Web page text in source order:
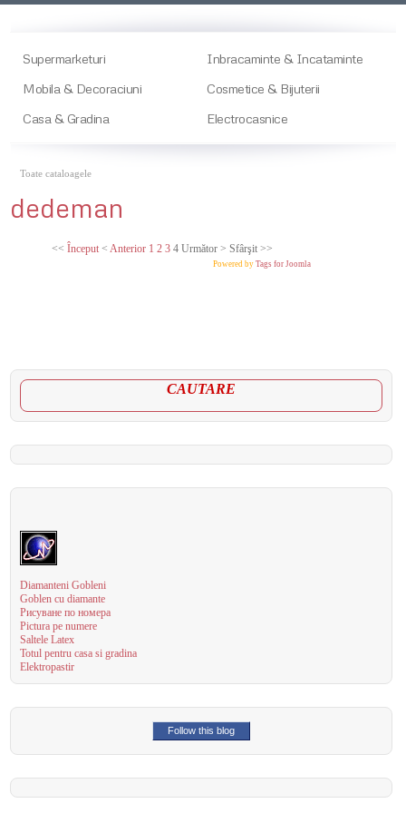
Supermarketuri
Inbracaminte & Incataminte
Mobila & Decoraciuni
Cosmetice & Bijuterii
Casa & Gradina
Electrocasnice
Toate cataloagele
dedeman
<<Început <Anterior 1 2 3 4 Următor >Sfârşit >>
Powered byTags for Joomla
CAUTARE
Diamanteni Gobleni
Goblen cu diamante
Рисуване по номера
Pictura pe numere
Saltele Latex
Totul pentru casa si gradina
Elektropastir
Follow this blog